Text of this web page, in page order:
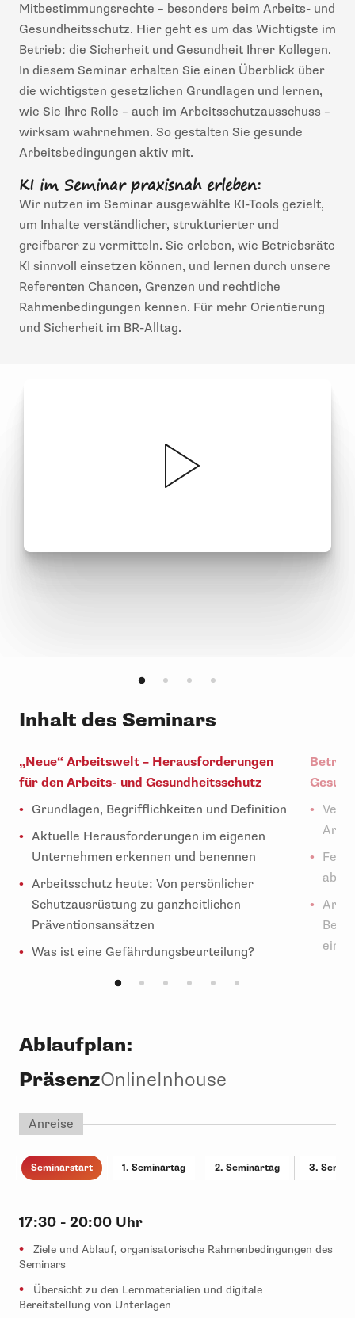
Mitbestimmungsrechte – besonders beim Arbeits- und
Gesundheitsschutz. Hier geht es um das Wichtigste im
Betrieb: die Sicherheit und Gesundheit Ihrer Kollegen.
In diesem Seminar erhalten Sie einen Überblick über
die wichtigsten gesetzlichen Grundlagen und lernen,
wie Sie Ihre Rolle – auch im Arbeitsschutzausschuss –
wirksam wahrnehmen. So gestalten Sie gesunde
Arbeitsbedingungen aktiv mit.
KI im Seminar praxisnah erleben:
Wir nutzen im Seminar ausgewählte KI-Tools gezielt,
um Inhalte verständlicher, strukturierter und
greifbarer zu vermitteln. Sie erleben, wie Betriebsräte
KI sinnvoll einsetzen können, und lernen durch unsere
Referenten Chancen, Grenzen und rechtliche
Rahmenbedingungen kennen. Für mehr Orientierung
und Sicherheit im BR-Alltag.
Inhalt des Seminars
„Neue“ Arbeitswelt – Herausforderungen
für den Arbeits- und Gesundheitsschutz
Grundlagen, Begrifflichkeiten und Definition
Aktuelle Herausforderungen im eigenen
Unternehmen erkennen und benennen
Arbeitsschutz heute: Von persönlicher
Schutzausrüstung zu ganzheitlichen
Präventionsansätzen
Was ist eine Gefährdungsbeurteilung?
Ablaufplan:
PräsenzOnlineInhouse
Anreise
Seminarstart 1. Seminartag 2. Seminartag 3.
17:30 - 20:00 Uhr
Ziele und Ablauf, organisatorische Rahmenbedingungen des
Seminars
Übersicht zu den Lernmaterialien und digitale
Bereitstellung von Unterlagen